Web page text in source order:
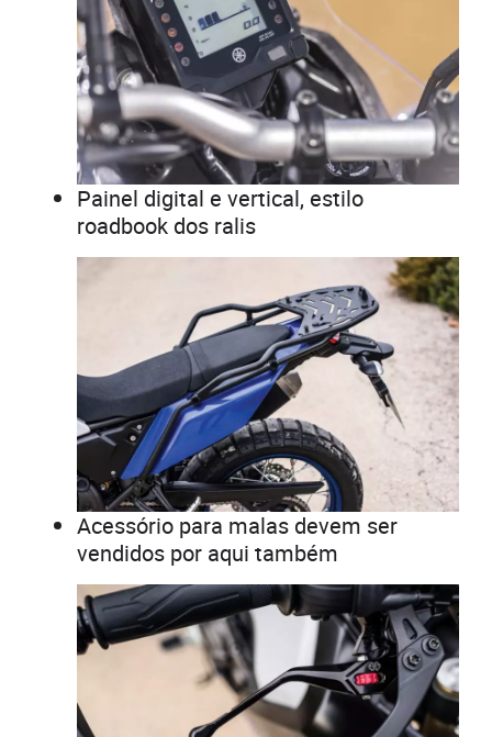
Painel digital e vertical, estilo
roadbook dos ralis
Acessório para malas devem ser
vendidos por aqui também